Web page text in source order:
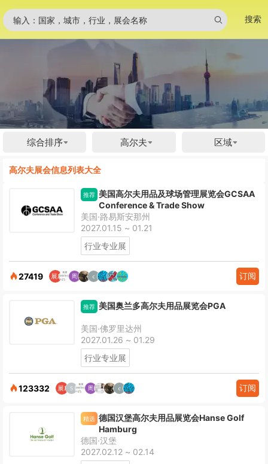
输入：国家，城市，行业，展会名称 搜索
综合排序 高尔夫 区域
高尔夫展会信息列表大全
推荐 美国高尔夫用品及球场管理展览会GCSAA
Conference & Trade Show
美国·路易斯安那州
2027.01.15 ~ 01.21
行业专业展
27419 订阅
推荐 美国奥兰多高尔夫用品展览会PGA
美国·佛罗里达州
2027.01.26 ~ 01.29
行业专业展
123332 订阅
精选 德国汉堡高尔夫用品展览会Hanse Golf
Hamburg
德国·汉堡
2027.02.12 ~ 02.14